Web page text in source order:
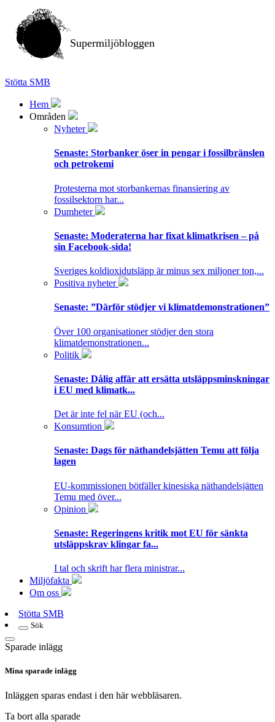
Supermiljöbloggen
Stötta SMB
Hem
Områden
Nyheter
Senaste: Storbanker öser in pengar i fossilbränslen
och petrokemi
Protesterna mot storbankernas finansiering av
fossilsektorn har...
Dumheter
Senaste: Moderaterna har fixat klimatkrisen – på
sin Facebook-sida!
Sveriges koldioxidutsläpp är minus sex miljoner ton,...
Positiva nyheter
Senaste: ”Därför stödjer vi klimatdemonstrationen”
Över 100 organisationer stödjer den stora
klimatdemonstrationen...
Politik
Senaste: Dålig affär att ersätta utsläppsminskningar
i EU med klimatk...
Det är inte fel när EU (och...
Konsumtion
Senaste: Dags för näthandelsjätten Temu att följa
lagen
EU-kommissionen bötfäller kinesiska näthandelsjätten
Temu med över...
Opinion
Senaste: Regeringens kritik mot EU för sänkta
utsläppskrav klingar fa...
I tal och skrift har flera ministrar...
Miljöfakta
Om oss
Stötta SMB
Sök
Sparade inlägg
Mina sparade inlägg
Inläggen sparas endast i den här webbläsaren.
Ta bort alla sparade